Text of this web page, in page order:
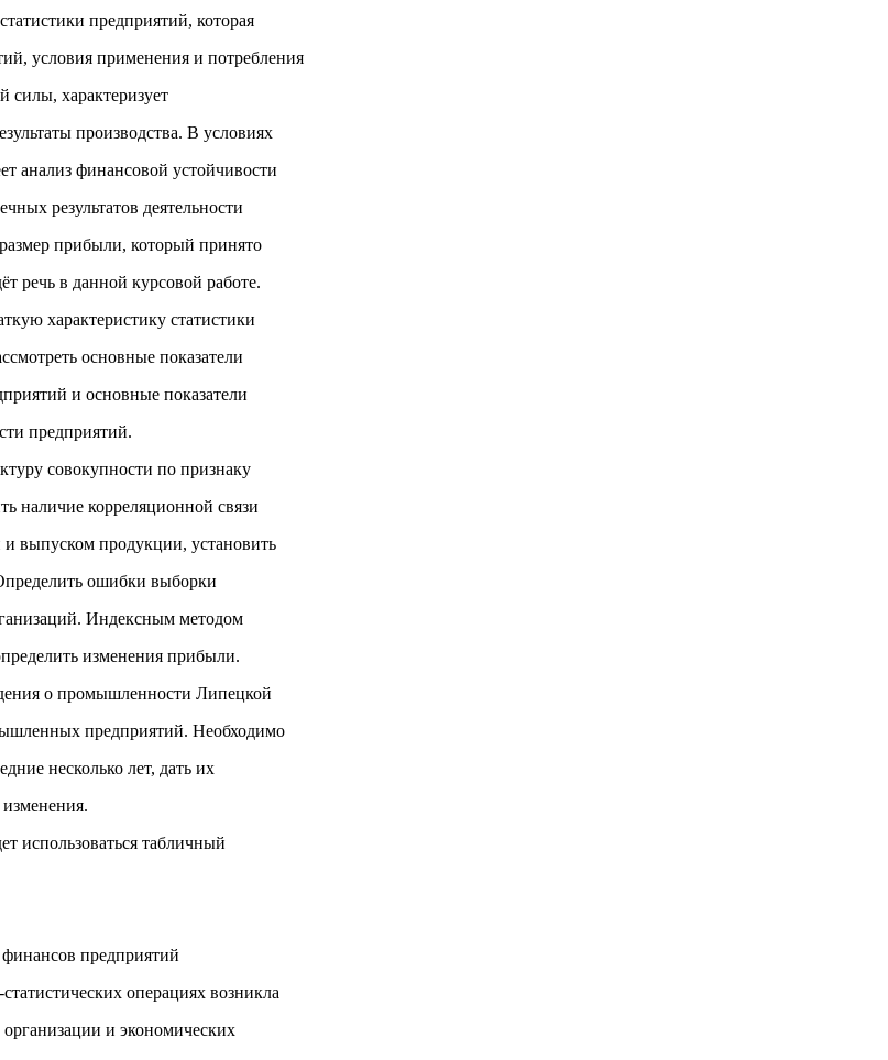
предприятий, которая
условия применения и потребления
силы, характеризует
производства. В условиях
анализ финансовой устойчивости
результатов деятельности
прибыли, который принято
речь в данной курсовой работе.
характеристику статистики
основные показатели
и основные показатели
предприятий.
совокупности по признаку
наличие корреляционной связи
выпуском продукции, установить
ошибки выборки
Индексным методом
изменения прибыли.
о промышленности Липецкой
предприятий. Необходимо
несколько лет, дать их
использоваться табличный
финансов предприятий
операциях возникла
и экономических